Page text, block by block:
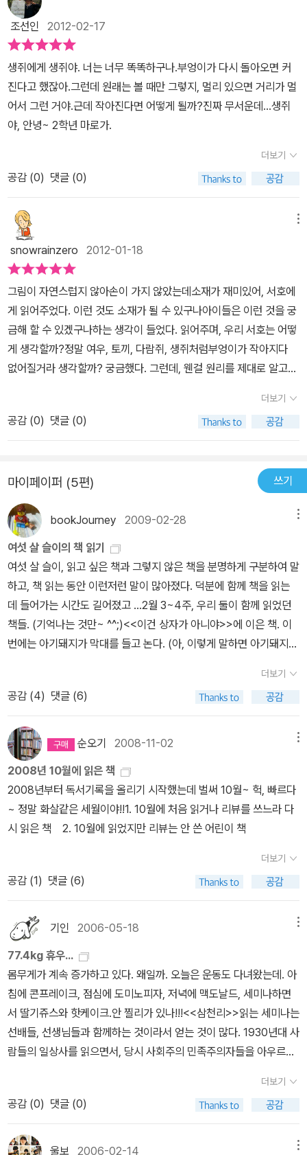
래의 크기다. 이들은 숲을 옮길 때마다 자신들의 모습이 작아졌다 커
졌다 하는 줄 안다. 이들은 이에 대해 이상하다고 생각하지만 그 이유
는 알지 못한다. 우리는 그 이유를 다 안다. 원근법의 원리다. 그림에
원근법의 원리를 사용하게 된 것도 르네상스에 시대에 이르러서라고
한다. 1400년대 초반에 조토와 브루넬레스키, 마사초 같은 화가들에
의해서다. 그리스 로마시대에도 원근법에 대한 말은 있었지만 이론으
로 정립되지 못했다고 한다. 그만큼 원근법이라는 원리가 학문적으로
설명된 것은 그리 오래되지 않았다는 얘기다. 그러니 이런 원리를 이
해하지 못한 동물들에게 그것은 아주 신기한 현상일 수 있다. 아이들
것에 대해 의문을 제기하고 탐구하는 것이 바로 과학생활의 시작이
다. 아이들의 이런 작은 관찰이나 발견 하나라도 칭찬해 주고 격려해
주어야 할 것이다. 이 세상에 그냥 존재하는 것은 없고 과학적으로 설
명되지 않는 것은 거의 없다고 한다. 항상 의문을 제기하고 궁금해 하
는 마음을 가져야 할 것이다. 글자의 마술도 느껴볼 수 있다. 글자를
크게 하고 줄이는 것만으로도 생동감을 줄 수 있고 이야기의 흥미를
고조시킬 수 있다. 세상에 존재하는 모든 것이 신기하고 흥미롭다.
조선인 2012-02-17
생쥐에게 생쥐야. 너는 너무 똑똑하구나.부엉이가 다시 돌아오면 커
진다고 했잖아.그런데 원래는 볼 때만 그렇지, 멀리 있으면 거리가 멀
어서 그런 거야.근데 작아진다면 어떻게 될까?진짜 무서운데...생쥐
야, 안녕~ 2학년 마로가.
더보기
공감 (0) 댓글 (0)
snowrainzero 2012-01-18
그림이 자연스럽지 않아손이 가지 않았는데소재가 재미있어, 서호에
게 읽어주었다. 이런 것도 소재가 될 수 있구나아이들은 이런 것을 궁
금해 할 수 있겠구나하는 생각이 들었다. 읽어주며, 우리 서호는 어떻
게 생각할까?정말 여우, 토끼, 다람쥐, 생쥐처럼부엉이가 작아지다
없어질거라 생각할까? 궁금했다. 그런데, 웬걸 원리를 제대로 알고
까이 가면 다시 커져 '그런다. 요녀석 어떻게 알았지... 그러고는 잘 모
르는 엄마에게 알려주려는 듯 ' 엄마 뒤에봐 숲이 작아졌지? 다시 가
면 커질거야 ' 난 그냥 웃지요.
더보기
공감 (0) 댓글 (0)
마이페이퍼 (5편) 쓰기
bookJourney 2009-02-28
여섯 살 슬이의 책 읽기
여섯 살 슬이, 읽고 싶은 책과 그렇지 않은 책을 분명하게 구분하여 말
하고, 책 읽는 동안 이런저런 말이 많아졌다. 덕분에 함께 책을 읽는
데 들어가는 시간도 길어졌고 ...2월 3~4주, 우리 둘이 함께 읽었던
책들. (기억나는 것만~ ^^;)<<이건 상자가 아니야>>에 이은 책. 이
번에는 아기돼지가 막대를 들고 논다. (아, 이렇게 말하면 아기돼지가
새롭게 만들어낼 줄 아는 아이들에게 좋을 그림책.<<아기돼지 삼형
제>>보다 더 열심히 읽고 있는 <<아기늑대 삼형제와 못된 돼지>>.
도서관에 반납도 못하게 하여, 재대출해 왔다.너무나 심각하게, 열심
히 듣고 보는 중.성교육 그림책 <<엄마가 알을 낳았대>>. 재미있고
신기하다는 듯 눈을 반짝이며, 열심히 듣고 보는 책.<<깜빡깜빡 잘
잊어버리는 고양이 모그>>.도서관에서 빌려왔던 <<모그하고 버니
하고>>를 기억해서인지, '버니는 어디로 갔느냐?'고 묻는다. ^^;팻 허
친스의 <<점점 작게 점점 크게>>, 원근 개념을 알려주는 책이다.아
이가 이걸 이해할까 하는 생각에, '왜 동물들이 작아지지?'라고 물었
더니, 너무나 정확하게 원근에 대해 설명을 한다. 내가 아이를 너무 과
소평가했나? ^^;역시 팻 허친스의 <<티치>>. 작은 것을 유난히 좋아
다.'고 하여 다른 책보다 늦게 반납했다. ^^<<One Moose, Twent
y Mice>>.숫자 세는 것보다는 그림 속에 숨어있는 고양이 찾기에 더
바쁘다.DK의 책 <<Caterpillar's Wish>>. 영어를 몰라도 내용을
제대로 파악하는 것을 보니, 역시 그림은 만국 공용어인 모양이다. 애
벌레가 나비가 되어 다른 친구들과 함께 날아가는 마지막 장을 보며,
'달팽이는 못 나는데 어떻게 하느냐?'고 묻는 것은 어쩜 오빠와 그리
같은지. ^^달팽이는 짝을 만난 것 같으니 괜찮지 않을까?<<From H
ead to Toe>>. 책에 나오는 동물들의 동작 하나하나를 따라한다.
더보기
공감 (4) 댓글 (6)
순오기 2008-11-02
2008년 10월에 읽은 책
2008년부터 독서기록을 올리기 시작했는데 벌써 10월~ 헉, 빠르다
~ 정말 화살같은 세월이야!!1. 10월에 처음 읽거나 리뷰를 쓰느라 다
시 읽은 책 2. 10월에 읽었지만 리뷰는 안 쓴 어린이 책
더보기
공감 (1) 댓글 (6)
기인 2006-05-18
77.4kg 휴우...
몸무게가 계속 증가하고 있다. 왜일까. 오늘은 운동도 다녀왔는데. 아
침에 콘프레이크, 점심에 도미노피자, 저녁에 맥도날드, 세미나하면
서 딸기쥬스와 핫케이크.안 찔리가 있나!!!<<삼천리>>읽는 세미나는
선배들, 선생님들과 함께하는 것이라서 얻는 것이 많다. 1930년대 사
람들의 일상사를 읽으면서, 당시 사회주의 민족주의자들을 아우르려
온 선생님들과 선배들의 모습들. 배울 것이 많은 세미나이다. 그런데,
세미나하면서 계속 뭘 먹게 된다. 다음주에는 또 몸을 만들어오라고
한다.이번주 금-토요일. 애인과 여행. 와인과 맛있는 것들을 먹을
듯. 다음주 수요일. 지도교수와 죽어라 마실듯.다음주 목요일. 세미나
더보기
공감 (0) 댓글 (0)
울보 2006-02-14